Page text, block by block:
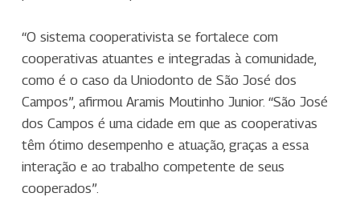
“O sistema cooperativista se fortalece com
cooperativas atuantes e integradas à comunidade,
como é o caso da Uniodonto de São José dos
Campos”, afirmou Aramis Moutinho Junior. “São José
dos Campos é uma cidade em que as cooperativas
têm ótimo desempenho e atuação, graças a essa
interação e ao trabalho competente de seus
cooperados”.